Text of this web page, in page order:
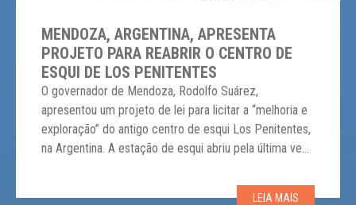
MENDOZA, ARGENTINA, APRESENTA
PROJETO PARA REABRIR O CENTRO DE
ESQUI DE LOS PENITENTES
O governador de Mendoza, Rodolfo Suárez,
apresentou um projeto de lei para licitar a “melhoria e
exploração” do antigo centro de esqui Los Penitentes,
na Argentina. A estação de esqui abriu pela última vez
e depois o Covid impediram a sua reativação. A
LEIA MAIS